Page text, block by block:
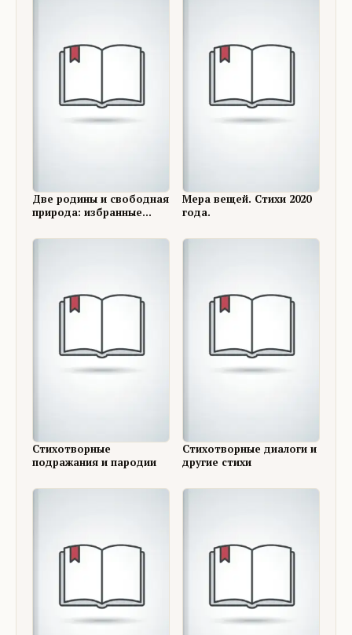
Две родины и свободная
природа: избранные
Мера вещей. Стихи 2020
года.
Стихотворные
подражания и пародии
Стихотворные диалоги и
другие стихи